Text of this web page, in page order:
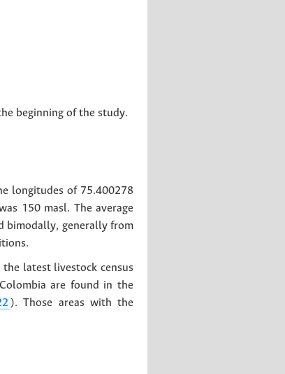
beginning of the study.
longitudes of 75.400278
150 masl. The average
bimodally, generally from
latest livestock census
are found in the
). Those areas with the